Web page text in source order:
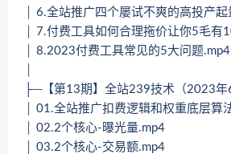
│ 6.全站推广四个屡试不爽的高投产
│ 7.付费工具如何合理拖价让你5毛有
│ 8.2023付费工具常见的5大问题.mp4
├─【第13期】全站239技术（2023年
│ 01.全站推广扣费逻辑和权重底层算
│ 02.2个核心-曝光量.mp4
│ 03.2个核心-交易额.mp4